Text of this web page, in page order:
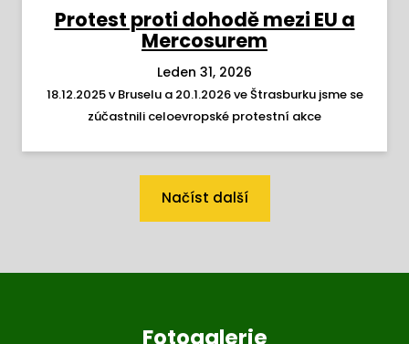
Protest proti dohodě mezi EU a
Mercosurem
Leden 31, 2026
18.12.2025 v Bruselu a 20.1.2026 ve Štrasburku jsme se
zúčastnili celoevropské protestní akce
Načíst další
Fotogalerie